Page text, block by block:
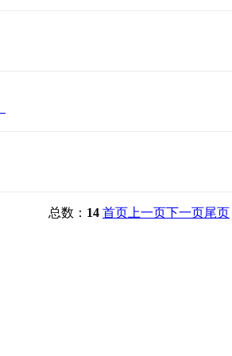
总数： 14 首页 上一页下一页尾页